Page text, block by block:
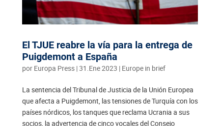
El TJUE reabre la vía para la entrega de
Puigdemont a España
por Europa Press|31.Ene 2023 | Europe in brief
La sentencia del Tribunal de Justicia de la Unión Europea
que afecta a Puigdemont, las tensiones de Turquía con los
países nórdicos, los tanques que reclama Ucrania a sus
socios, la advertencia de cinco vocales del Consejo